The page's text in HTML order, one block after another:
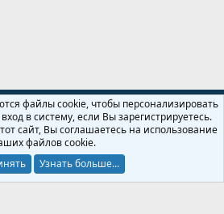
и правила
Помощь
файлы cookie, чтобы персонализировать
в систему, если Вы зарегистрируетесь.
сайт, Вы соглашаетесь на использование
файлов cookie.
Узнать больше...